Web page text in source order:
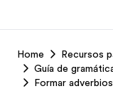
Footer
Home
Recursos
Guía de
Formar